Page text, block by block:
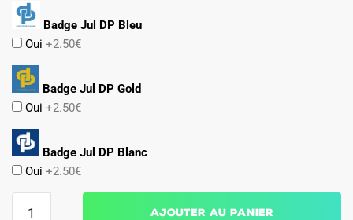
Badge Jul DP Bleu
Oui +2.50€
Badge Jul DP Gold
Oui +2.50€
Badge Jul DP Blanc
Oui +2.50€
Ajouter au panier